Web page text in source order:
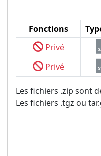
Fonctions
Privé
Privé
Les fichiers .zip sont
Les fichiers .tgz ou